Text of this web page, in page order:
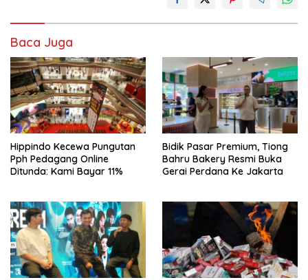
Baca Juga
Hippindo Kecewa Pungutan
Pph Pedagang Online
Ditunda: Kami Bayar 11%
Bidik Pasar Premium, Tiong
Bahru Bakery Resmi Buka
Gerai Perdana Ke Jakarta